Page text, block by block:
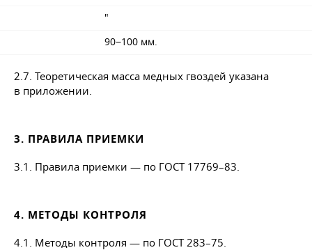
"
90−100 мм.
2.7. Теоретическая масса медных гвоздей указана
в приложении.
3. ПРАВИЛА ПРИЕМКИ
3.1. Правила приемки — по ГОСТ 17769–83.
4. МЕТОДЫ КОНТРОЛЯ
4.1. Методы контроля — по ГОСТ 283–75.